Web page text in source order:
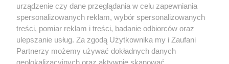
Produkcja porcelany nigdy nie ustała i od 1925 roku
trwa nieprzerwanie do dziś. Zmieniła się oczywiście jej
skala i struktura. Kiedyś był to duży przemysł. Dziś na
terenie funkcjonuje raczej manufaktura. Kiedy w 2008
urządzenie czy dane przeglądania w celu zapewniania
spersonalizowanych reklam, wybór spersonalizowanych
treści, pomiar reklam i treści, badanie odbiorców oraz
ulepszanie usług. Za zgodą Użytkownika my i Zaufani
Partnerzy możemy używać dokładnych danych
geolokalizacyjnych oraz aktywnie skanować